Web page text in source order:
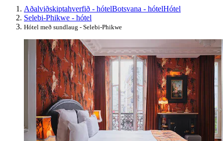
Aðalviðskiptahverfið - hótelBotsvana - hótelHótel
Selebi-Phikwe - hótel
Hótel með sundlaug - Selebi-Phikwe